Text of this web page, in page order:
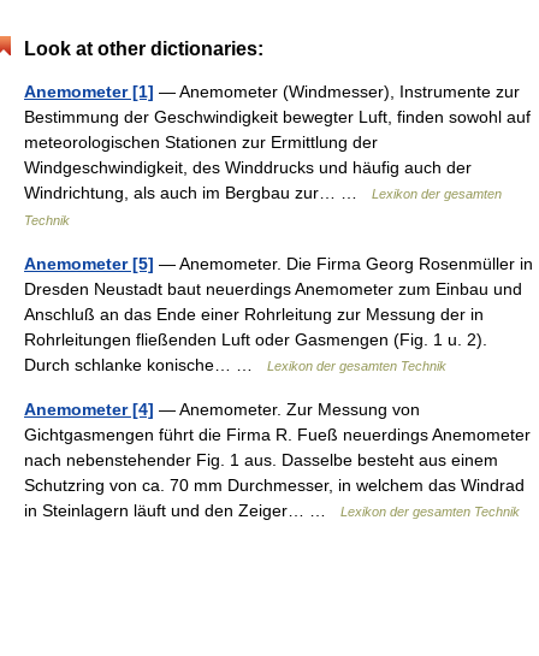
Look at other dictionaries:
Anemometer [1] — Anemometer (Windmesser), Instrumente zur
Bestimmung der Geschwindigkeit bewegter Luft, finden sowohl auf
meteorologischen Stationen zur Ermittlung der
Windgeschwindigkeit, des Winddrucks und häufig auch der
Windrichtung, als auch im Bergbau zur… …
Lexikon der gesamten
Technik
Anemometer [5] — Anemometer. Die Firma Georg Rosenmüller in
Dresden Neustadt baut neuerdings Anemometer zum Einbau und
Anschluß an das Ende einer Rohrleitung zur Messung der in
Rohrleitungen fließenden Luft oder Gasmengen (Fig. 1 u. 2).
Durch schlanke konische… …
Lexikon der gesamten Technik
Anemometer [4] — Anemometer. Zur Messung von
Gichtgasmengen führt die Firma R. Fueß neuerdings Anemometer
nach nebenstehender Fig. 1 aus. Dasselbe besteht aus einem
Schutzring von ca. 70 mm Durchmesser, in welchem das Windrad
in Steinlagern läuft und den Zeiger… …
Lexikon der gesamten Technik